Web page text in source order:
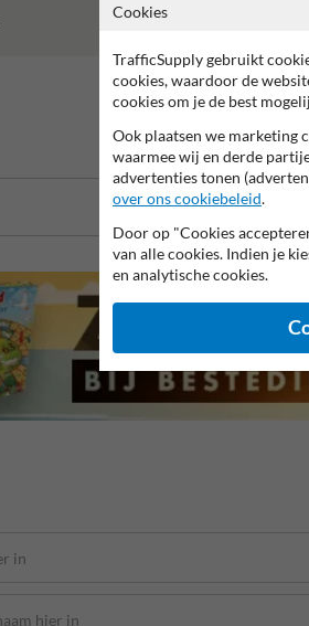
2 jaar
Cookies
TrafficSupply gebruikt
cookies, waardoor de
cookies om je de best
Ook plaatsen we marketing
waarmee wij en derde
advertenties tonen
over ons cookiebeleid.
Door op "Cookies
van alle cookies. Indien je
en analytische cookies.